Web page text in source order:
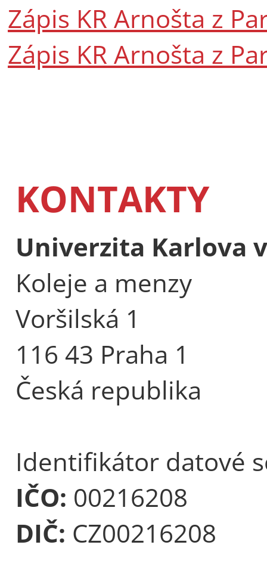
Zápis KR Arnošta z
Zápis KR Arnošta z
KONTAKTY
Univerzita Karlova
Koleje a menzy
Voršilská 1
116 43 Praha 1
Česká republika
Identifikátor datové
IČO: 00216208
DIČ: CZ00216208